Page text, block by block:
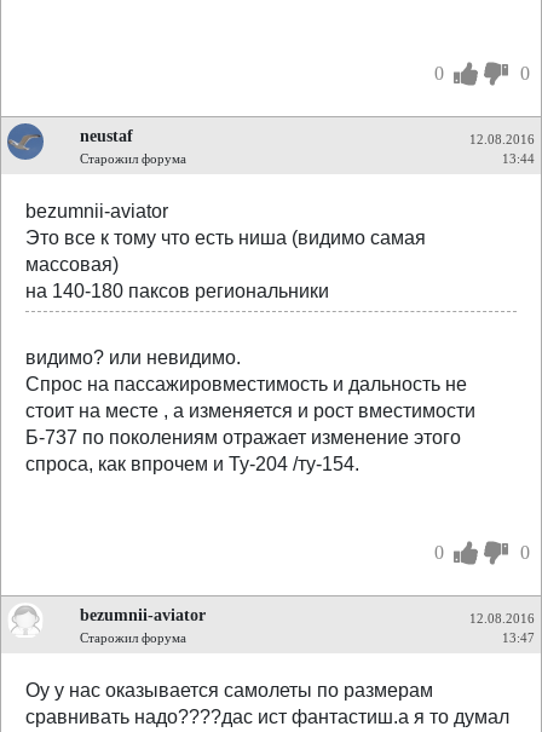
0 0
neustaf
Старожил форума
12.08.2016
13:44
bezumnii-aviator
Это все к тому что есть ниша (видимо самая
массовая)
на 140-180 паксов региональники
видимо? или невидимо.
Спрос на пассажировместимость и дальность не
стоит на месте , а изменяется и рост вместимости
Б-737 по поколениям отражает изменение этого
спроса, как впрочем и Ту-204 /ту-154.
0 0
bezumnii-aviator
Старожил форума
12.08.2016
13:47
Оу у нас оказывается самолеты по размерам
сравнивать надо????дас ист фантастиш.а я то думал